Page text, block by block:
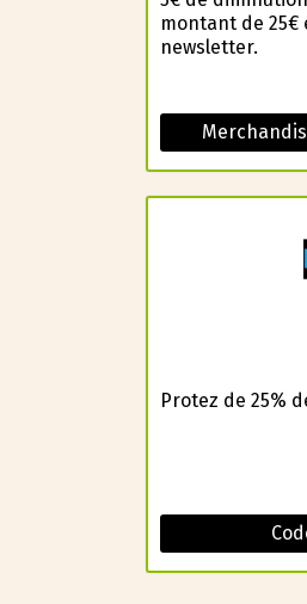
montant de 25€
newsletter.
Profitez de 25%